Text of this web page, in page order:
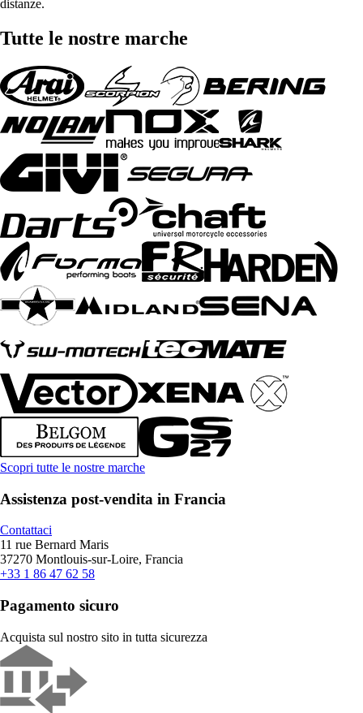
distanze.
Tutte le nostre marche
Scopri tutte le nostre marche
Assistenza post-vendita in Francia
Contattaci
11 rue Bernard Maris
37270 Montlouis-sur-Loire, Francia
+33 1 86 47 62 58
Pagamento sicuro
Acquista sul nostro sito in tutta sicurezza